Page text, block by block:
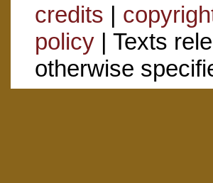
credits |
policy| Texts
otherwise